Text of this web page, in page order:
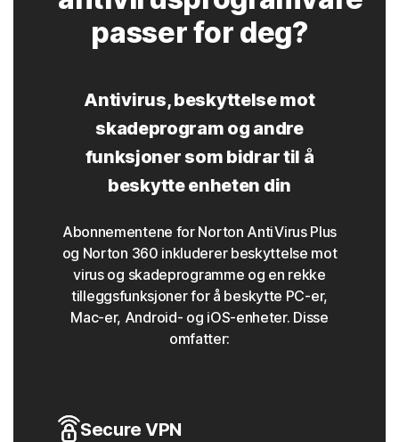
passer for deg?
Antivirus, beskyttelse mot
skadeprogram og andre
funksjoner som bidrar til å
beskytte enheten din
Abonnementene for Norton AntiVirus Plus
og Norton 360 inkluderer beskyttelse mot
virus og skadeprogramme og en rekke
tilleggsfunksjoner for å beskytte PC-er,
Mac-er, Android- og iOS-enheter. Disse
omfatter:
Secure VPN